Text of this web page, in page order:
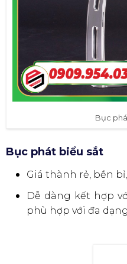
Bục
Bục phát biểu sắt
Giá thành rẻ, bền
Dễ dàng kết hợp
phù hợp với đa